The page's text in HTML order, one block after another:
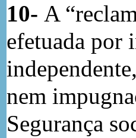
10- A
efetuada por
nem
Segurança